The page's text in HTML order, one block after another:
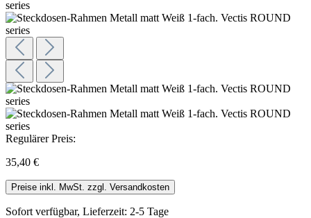
Regulärer Preis:
35,40 €
Preise inkl. MwSt. zzgl. Versandkosten
Sofort verfügbar, Lieferzeit: 2-5 Tage